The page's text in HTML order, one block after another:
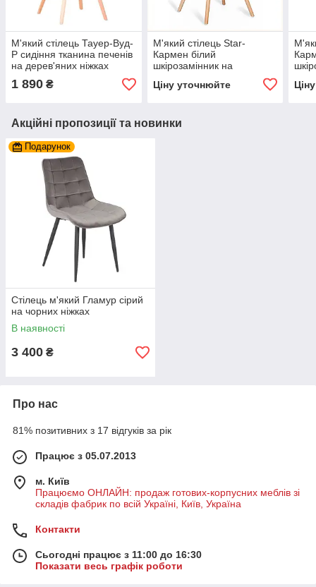
М'який стілець Тауер-Вуд-
Р сидіння тканина печенів
на дерев'яних ніжках
1 890 ₴
М'який стілець Star-
Кармен білий
шкірозамінник на
Ціну уточнюйте
Акційні пропозиції та новинки
Подарунок
Стілець м'який Гламур сірий
на чорних ніжках
В наявності
3 400 ₴
Про нас
81% позитивних з 17 відгуків за рік
Працює з 05.07.2013
м. Київ
Працюємо ОНЛАЙН: продаж готових-корпусних меблів зі
складів фабрик по всій Україні, Київ, Україна
Контакти
Сьогодні працює з 11:00 до 16:30
Показати весь графік роботи